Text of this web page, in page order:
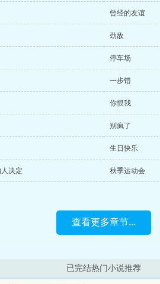
曾经的友谊
劲敌
停车场
一步错
你恨我
别疯了
生日快乐
决定 秋季运动会
查看更多章节...
已完结热门小说推荐